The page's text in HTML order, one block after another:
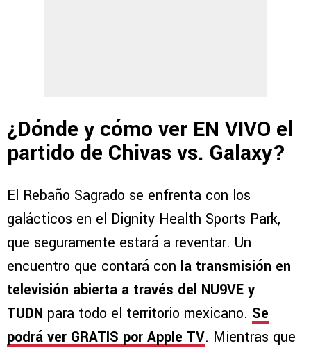
¿Dónde y cómo ver EN VIVO el
partido de Chivas vs. Galaxy?
El Rebaño Sagrado se enfrenta con los
galácticos en el Dignity Health Sports Park,
que seguramente estará a reventar. Un
encuentro que contará con la transmisión en
televisión abierta a través del NU9VE y
TUDN para todo el territorio mexicano. Se
podrá ver GRATIS por Apple TV. Mientras que